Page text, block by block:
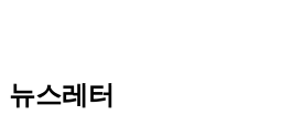
뉴스레터